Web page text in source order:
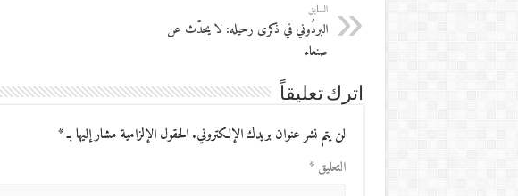
السابق
البردُوني في ذكرى رحيله: لا يحدّث عن
صنعاء
اترك تعليقاً
لن يتم نشر عنوان بريدك الإلكتروني. الحقول الإلزامية مشار إليها بـ*
التعليق*